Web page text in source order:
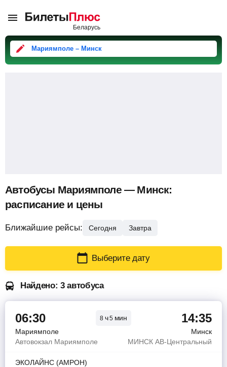
Мариямполе – Минск
Автобусы Мариямполе — Минск:
расписание и цены
Ближайшие рейсы: Сегодня Завтра
Выберите дату
Найдено: 3 автобуса
06:30 8 ч5 мин 14:35
Мариямполе
Минск
Автовокзал Мариямполе
МИНСК АВ-Центральный
ЭКОЛАЙНС (АМРОН)